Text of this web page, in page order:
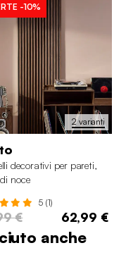
2 varianti
-10%
decorativi per pareti,
noce
5 (1)
€ 62,99 €
anche